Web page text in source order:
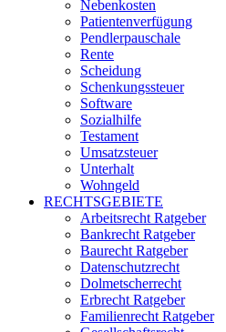
Nebenkosten
Patientenverfügung
Pendlerpauschale
Rente
Scheidung
Schenkungssteuer
Software
Sozialhilfe
Testament
Umsatzsteuer
Unterhalt
Wohngeld
RECHTSGEBIETE
Arbeitsrecht Ratgeber
Bankrecht Ratgeber
Baurecht Ratgeber
Datenschutzrecht
Dolmetscherrecht
Erbrecht Ratgeber
Familienrecht Ratgeber